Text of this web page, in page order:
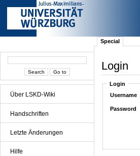
Über LSKD-Wiki
Handschriften
Letzte Änderungen
Hilfe
Special
Login
Login
Username
Password